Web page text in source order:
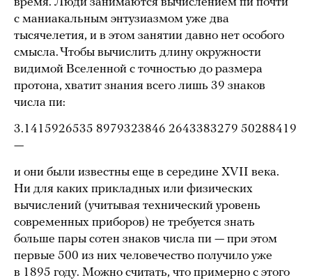
с маниакальным энтузиазмом уже два
тысячелетия, и в этом занятии давно нет особого
смысла. Чтобы вычислить длину окружности
видимой Вселенной с точностью до размера
протона, хватит знания всего лишь 39 знаков
числа пи:
3.1415926535 8979323846 2643383279 50288419
—
и они были известны еще в середине XVII века.
Ни для каких прикладных или физических
вычислений (учитывая технический уровень
современных приборов) не требуется знать
больше пары сотен знаков числа пи — при этом
первые 500 из них человечество получило уже
в 1895 году. Можно считать, что примерно с этого